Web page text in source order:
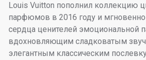
Louis Vuitton пополнил коллекцию
парфюмов в 2016 году и
сердца ценителей эмоциональной
вдохновляющим сладковатым
элегантным классическим